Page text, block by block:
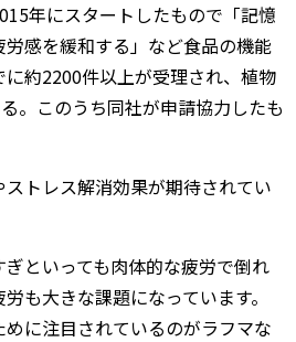
年にスタートしたもので「記憶
感を緩和する」など食品の機能
約2200件以上が受理され、植物
。このうち同社が申請協力したも
トレス解消効果が期待されてい
ぎといっても肉体的な疲労で倒れ
も大きな課題になっています。
に注目されているのがラフマな